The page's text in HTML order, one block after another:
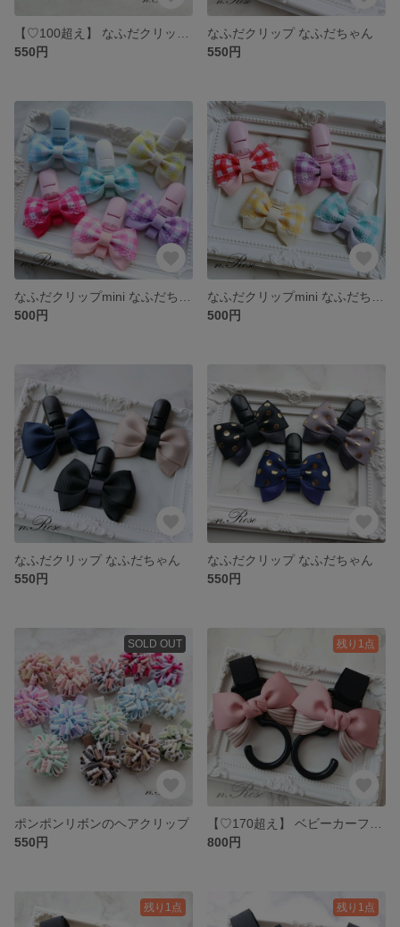
550円
なふだクリップ なふだちゃん
550円
500円
500円
なふだクリップ なふだちゃん
550円
なふだクリップ なふだちゃん
550円
SOLD OUT
ポンポンリボンのヘアクリップ
550円
残り1点
800円
残り1点 残り1点